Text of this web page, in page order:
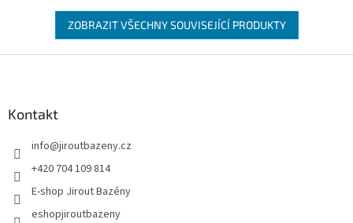
ZOBRAZIT VŠECHNY SOUVISEJÍCÍ PRODUKTY
Kontakt
info@jiroutbazeny.cz
+420 704 109 814
E-shop Jirout Bazény
eshopjiroutbazeny